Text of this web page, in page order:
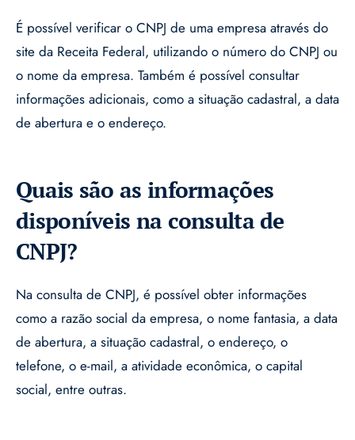
É possível verificar o CNPJ de uma empresa através do
site da Receita Federal, utilizando o número do CNPJ ou
o nome da empresa. Também é possível consultar
informações adicionais, como a situação cadastral, a data
de abertura e o endereço.
Quais são as informações
disponíveis na consulta de
CNPJ?
Na consulta de CNPJ, é possível obter informações
como a razão social da empresa, o nome fantasia, a data
de abertura, a situação cadastral, o endereço, o
telefone, o e-mail, a atividade econômica, o capital
social, entre outras.